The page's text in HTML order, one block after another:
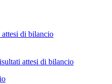
di bilancio
attesi di bilancio